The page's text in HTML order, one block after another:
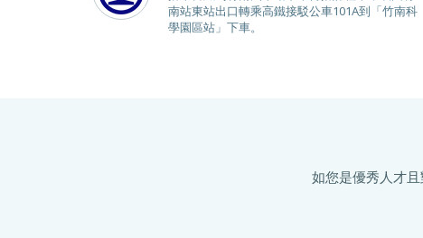
南站東站出口轉乘高鐵接駁公車101A到「竹南科
學園區站」下車。
如您是優秀人才